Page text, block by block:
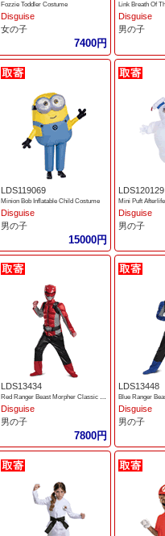
Fozzie Toddler Costume
Disguise
女の子
7400円
Disguise
男の子
LDS119069
Minion Bob Inflatable Child Costume
Disguise
男の子
15000円
LDS120129
Disguise
男の子
LDS13434
Red Ranger Beast Morpher Classic Muscle Boys Costume
Disguise
男の子
7800円
LDS13448
Disguise
男の子